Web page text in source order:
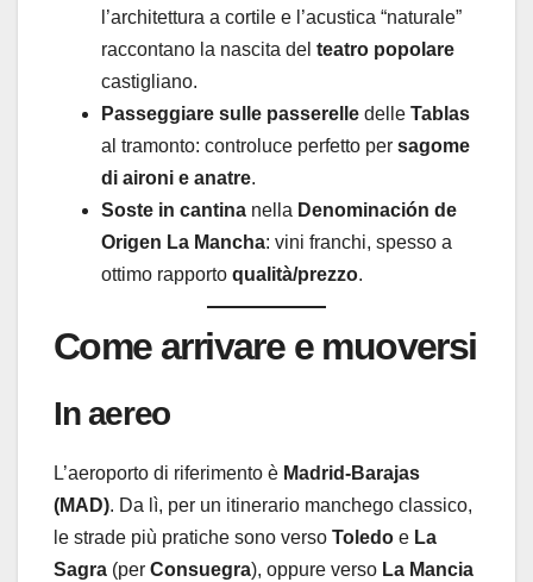
l’architettura a cortile e l’acustica “naturale”
raccontano la nascita del teatro popolare
castigliano.
Passeggiare sulle passerelle delle Tablas
al tramonto: controluce perfetto per sagome
di aironi e anatre.
Soste in cantina nella Denominación de
Origen La Mancha: vini franchi, spesso a
ottimo rapporto qualità/prezzo.
Come arrivare e muoversi
In aereo
L’aeroporto di riferimento è Madrid-Barajas
(MAD). Da lì, per un itinerario manchego classico,
le strade più pratiche sono verso Toledo e La
Sagra (per Consuegra), oppure verso La Mancia